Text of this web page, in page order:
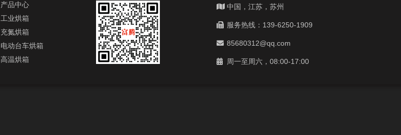
产品中心
工业烘箱
充氮烘箱
电动台车烘箱
高温烘箱
中国，江苏，苏州
服务热线：139-6250-1909
85680312@qq.com
周一至周六，08:00-17:00